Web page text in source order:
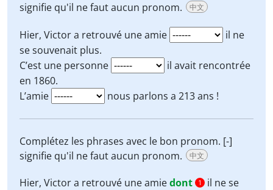
signifie qu'il ne faut aucun pronom.
中文
Hier, Victor a retrouvé une amie
il ne
se souvenait plus.
C’est une personne
il avait rencontrée
en 1860.
L’amie
nous parlons a 213 ans !
Complétez les phrases avec le bon pronom. [-]
signifie qu'il ne faut aucun pronom.
中文
Hier, Victor a retrouvé une amiedont 1
il ne se